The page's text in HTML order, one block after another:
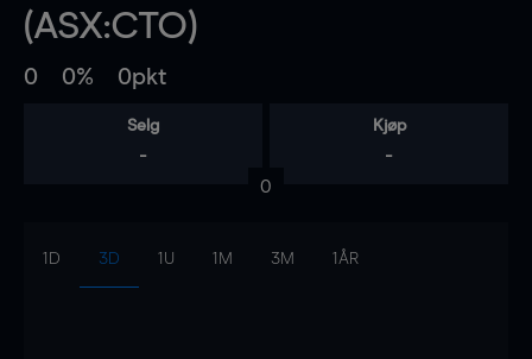
(ASX:CTO)
0 0% 0pkt
Selg
-
Kjøp
-
0
1D 3D 1U 1M 3M 1ÅR